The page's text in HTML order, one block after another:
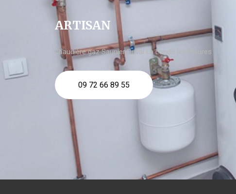
ARTISAN
chaudière gaz Saunier Duval La Londe les Maures
09 72 66 89 55